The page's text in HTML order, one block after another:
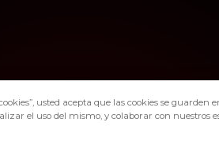
usted acepta que las cookies se guarden
el uso del mismo, y colaborar con nuestros